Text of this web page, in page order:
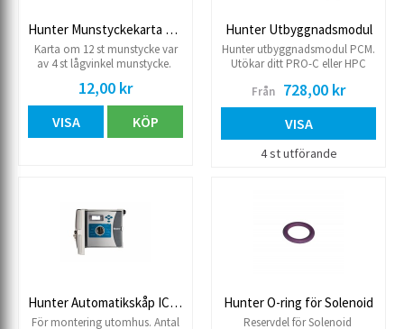
Hunter Munstyckekarta PGP Ultra/I-20
Karta om 12 st munstycke var
av 4 st lågvinkel munstycke.
12,00 kr
VISA KÖP
Hunter Utbyggnadsmodul
Hunter utbyggnadsmodul PCM.
Utökar ditt PRO-C eller HPC
stationer.
Från 728,00 kr
VISA
4 st utförande
Hunter Automatikskåp ICC2
För montering utomhus. Antal
Hunter O-ring för Solenoid
Reservdel för Solenoid